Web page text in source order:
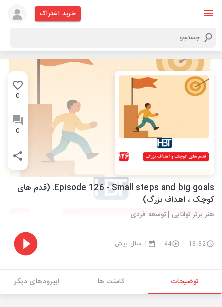
خرید اشتراک
0
0
Episode 126 - Small steps and big goals. (قدم های
کوچک ، اهداف بزرگ)
هنر برتر توانایی | توسعه فردی
13:32
44 1 سال پیش
توضیحات کامنت ها اپیزودهای دیگر